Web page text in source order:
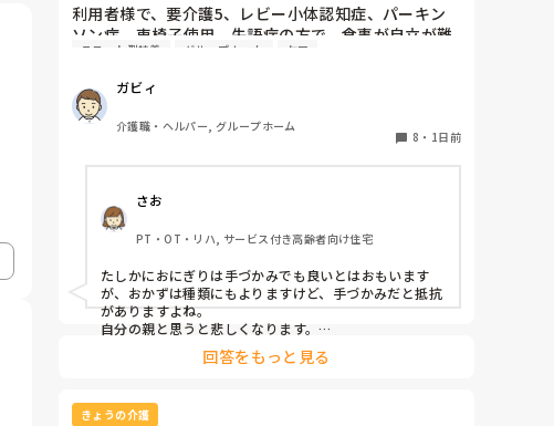
利用者様で、要介護5、レビー小体認知症、パーキン
ソン病、車椅子使用、失語症の方で、食事が自立が難
しくなって来ました。ご飯を、おにぎりにして、ご自
いのおにぎりにしてます。食べられる時とスプーンを
使っても難しい時があります。おかずも、おにぎり同
様、手づかみでたべてもらってる時があるのですが、
難しい時は、職員が介助しています。ご飯は、おにぎ
手づかみは、どうかなと思うのですが、皆さんはどう
思われますか？私は、自分の母親が手づかみで食べて
るのを見たら、悲しくなります…職員さん、介助して
下さいと思ってしまいます…
ユニット型特養 グループホーム ケア
ガビィ
介護職・ヘルパー, グループホーム
8 ・ 1日前
さお
PT・OT・リハ, サービス付き高齢者向け住宅
たしかにおにぎりは手づかみでも良いとはおもいます
が、おかずは種類にもよりますけど、手づかみだと抵抗
がありますよね。
自分の親と思うと悲しくなります。
フルーツや温野菜とかならまだ良いでしょうけど。嚥下
状態はどうなんでしょうか？とろみつけてたりするのを
回答をもっと見る
きょうの介護